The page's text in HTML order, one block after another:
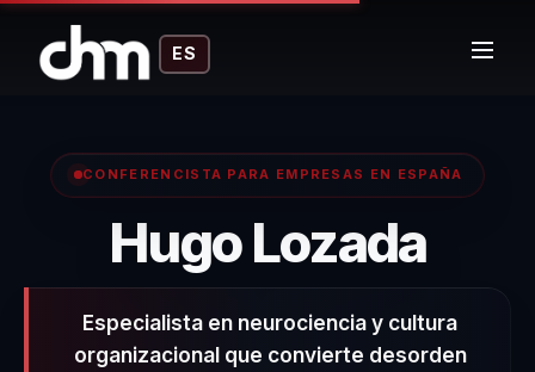
ES
CONFERENCISTA PARA EMPRESAS EN ESPAÑA
Hugo Lozada–
Especialista en neurociencia y cultura
organizacional que convierte desorden